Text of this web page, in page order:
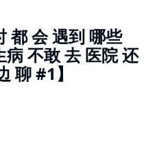
都 会 遇到 哪些
病 不敢 去 医院 还
聊 #1】